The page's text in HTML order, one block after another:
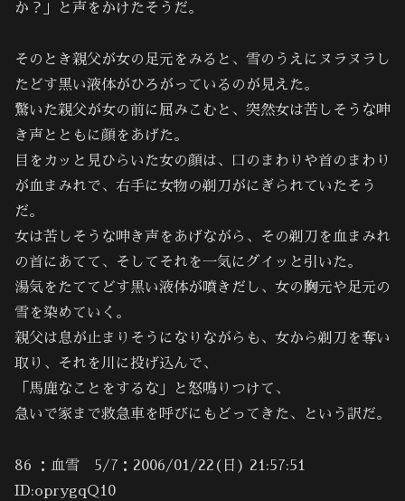
か？」と声をかけたそうだ。
そのとき親父が女の足元をみると、雪のうえにヌラヌラし
たどす黒い液体がひろがっているのが見えた。
驚いた親父が女の前に屈みこむと、突然女は苦しそうな呻
き声とともに顔をあげた。
目をカッと見ひらいた女の顔は、口のまわりや首のまわり
が血まみれで、右手に女物の剃刀がにぎられていたそう
だ。
女は苦しそうな呻き声をあげながら、その剃刀を血まみれ
の首にあてて、そしてそれを一気にグイッと引いた。
湯気をたててどす黒い液体が噴きだし、女の胸元や足元の
雪を染めていく。
親父は息が止まりそうになりながらも、女から剃刀を奪い
取り、それを川に投げ込んで、
「馬鹿なことをするな」と怒鳴りつけて、
急いで家まで救急車を呼びにもどってきた、という訳だ。
86 ：血雪 5/7：2006/01/22(日) 21:57:51
ID:oprygqQ10